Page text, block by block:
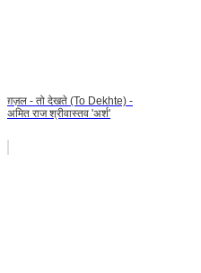
ग़ज़ल - तो देखते (To Dekhte) -
अमित राज श्रीवास्तव 'अर्श'